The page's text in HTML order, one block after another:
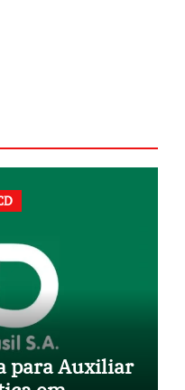
para Auxiliar